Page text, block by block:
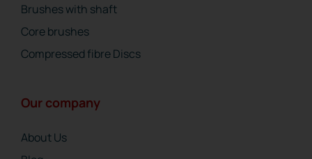
Brushes with shaft
Core brushes
Compressed fibre Discs
Our company
About Us